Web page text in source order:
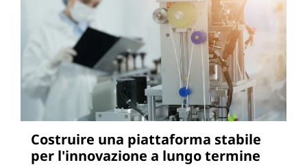
Costruire una piattaforma stabile
per l'innovazione a lungo termine